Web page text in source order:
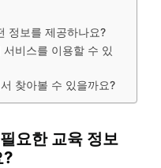
정보를 제공하나요?
비스를 이용할 수 있
찾아볼 수 있을까요?
요한 교육 정보
?